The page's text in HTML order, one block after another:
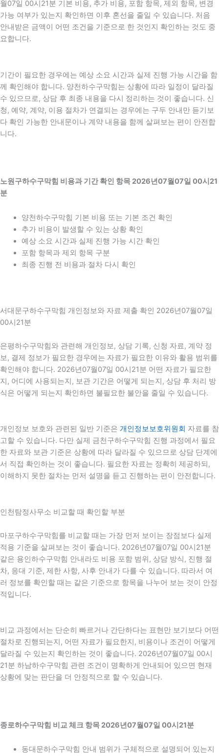
월07일 00시21분 기본 비용, 추가 비용, 포함 항목, 제외 항목, 변경
가능 여부가 있는지 확인하면 이후 혼선을 줄일 수 있습니다. 처음
안내받은 금액이 어떤 조건을 기준으로 한 것인지 확인하는 것도 중
요합니다.
기간이 필요한 경우에는 예상 소요 시간과 실제 진행 가능 시간을 함
께 확인해야 합니다. 양천하수구막힘는 상황에 따라 일정이 달라질
수 있으므로, 상담 후 최종 내용을 다시 정리하는 것이 좋습니다. 신
청, 예약, 계약, 이용 절차가 연결되는 경우에는 구두 안내만 듣기보
다 확인 가능한 안내문이나 계약 내용을 함께 살펴보는 편이 안전합
니다.
노원구하수구막힘 비용과 기간 확인 항목 2026년07월07일 00시21
분
양천하수구막힘 기본 비용 또는 기본 조건 확인
추가 비용이 발생할 수 있는 상황 확인
예상 소요 시간과 실제 진행 가능 시간 확인
포함 항목과 제외 항목 구분
최종 진행 전 비용과 절차 다시 확인
서대문구하수구막힘 개인정보와 자료 제출 확인 2026년07월07일
00시21분
은평하수구막힘와 관련해 개인정보, 상담 기록, 신청 자료, 계약 정
보, 결제 정보가 필요한 경우에는 자료가 필요한 이유와 활용 범위를
확인해야 합니다. 2026년07월07일 00시21분 어떤 자료가 필요한
지, 어디에 사용되는지, 보관 기간은 어떻게 되는지, 상담 후 처리 방
식은 어떻게 되는지 확인하면 불필요한 불안을 줄일 수 있습니다.
개인정보 보호와 관련된 일반 기준은 개인정보보호위원회 자료를 참
고할 수 있습니다. 다만 실제 금천구하수구막힘 진행 과정에서 필요
한 자료와 보관 기준은 상황에 따라 달라질 수 있으므로 상담 단계에
서 직접 확인하는 것이 좋습니다. 필요한 자료는 정확히 제공하되,
이해하지 못한 절차는 먼저 설명을 듣고 진행하는 편이 안전합니다.
인천탐정사무소 비교할 때 확인할 부분
마포구하수구막힘를 비교할 때는 가장 먼저 보이는 장점보다 실제
적용 기준을 살펴보는 것이 좋습니다. 2026년07월07일 00시21분
같은 용인하수구막힘 안내라도 비용 포함 범위, 상담 방식, 진행 절
차, 응대 기준, 제한 사항, 사후 안내가 다를 수 있습니다. 따라서 여
러 정보를 확인할 때는 같은 기준으로 항목을 나누어 보는 것이 안정
적입니다.
비교 과정에서는 단순히 빠르거나 간단하다는 표현만 보기보다 어떤
절차로 진행되는지, 어떤 자료가 필요한지, 비용이나 조건이 어떻게
달라질 수 있는지 확인하는 것이 좋습니다. 2026년07월07일 00시
21분 하남하수구막힘 관련 조건이 명확하게 안내되어 있으면 현재
상황에 맞는 판단을 더 안정적으로 할 수 있습니다.
종로하수구막힘 비교 체크 항목 2026년07월07일 00시21분
동대문하수구막힘 안내 범위가 구체적으로 설명되어 있는지